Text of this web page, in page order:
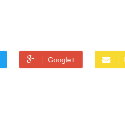
Google+